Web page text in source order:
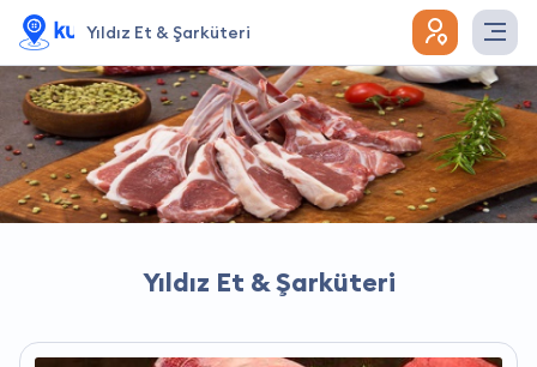
Yıldız Et & Şarküteri
Yıldız Et & Şarküteri